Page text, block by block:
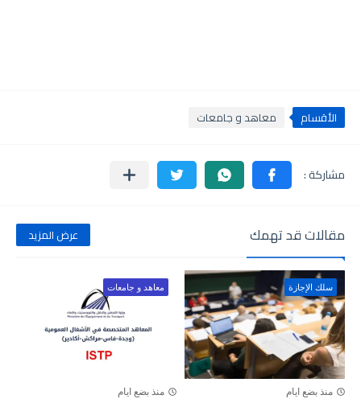
الأقسام معاهد و جامعات
مقالات قد تهمك عرض المزيد
سلك الإجازة
منذ بضع ايام
معاهد و جامعات
منذ بضع ايام